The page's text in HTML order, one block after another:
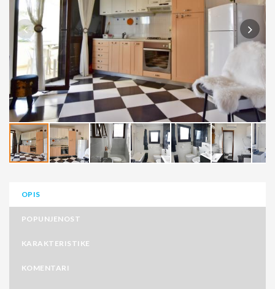
OPIS
POPUNJENOST
KARAKTERISTIKE
KOMENTARI